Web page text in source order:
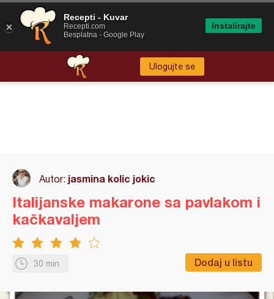
Ulogujte se
Autor: jasmina kolic jokic
30 min Dodaj u listu
Italijanske makarone sa pavlakom i
kačkavaljem
Recepti - Kuvar
Recepti.com
Besplatna - Google Play
Instalirajte